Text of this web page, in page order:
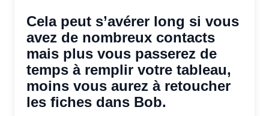
Cela peut s’avérer long si vous
avez de nombreux contacts
mais plus vous passerez de
temps à remplir votre tableau,
moins vous aurez à retoucher
les fiches dans Bob.